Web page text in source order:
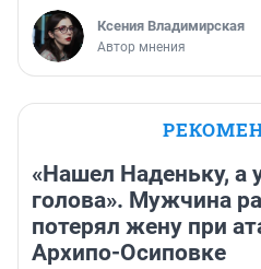
Ксения Владимирская
Автор мнения
«Нашел Наденьку, а
голова». Мужчина
потерял жену при
Архипо-Осиповке